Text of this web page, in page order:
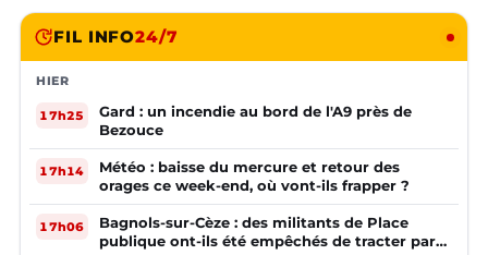
FIL INFO24/7
HIER
17h25
Gard : un incendie au bord de l'A9 près de
Bezouce
17h14
Météo : baisse du mercure et retour des
orages ce week-end, où vont-ils frapper ?
17h06
Bagnols-sur-Cèze : des militants de Place
publique ont-ils été empêchés de tracter par